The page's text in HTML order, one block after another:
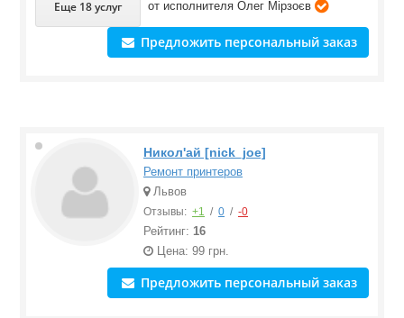
Еще 18 услуг от исполнителя Олег Мірзоєв
Предложить персональный заказ
Никол'ай [nick_joe]
Ремонт принтеров
Львов
Отзывы: +1 / 0 / -0
Рейтинг: 16
Цена: 99 грн.
Предложить персональный заказ